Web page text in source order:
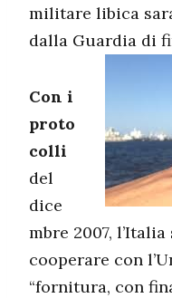
militare libica
dalla Guardia di
Con i
proto
colli
del
dice
mbre 2007,
cooperare con
“fornitura, con